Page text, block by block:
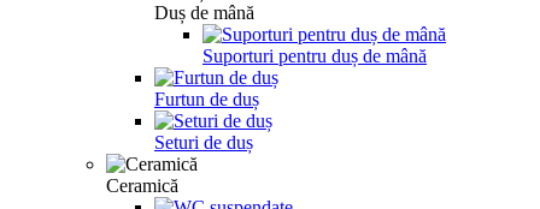
Duș de mână
Suporturi pentru duș de mână
Furtun de duș
Seturi de duș
Ceramică